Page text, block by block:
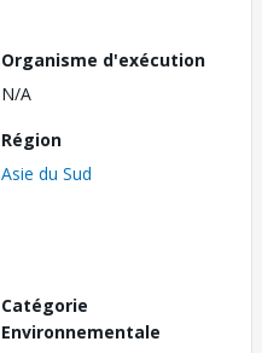
Organisme d'exécution
N/A
Région
Asie du Sud
Catégorie
Environnementale